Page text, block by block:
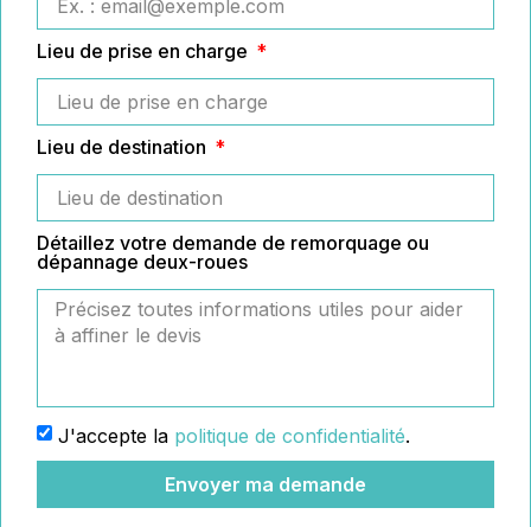
Lieu de prise en charge
Lieu de destination
Détaillez votre demande de remorquage ou
dépannage deux-roues
J'accepte la politique de confidentialité.
Envoyer ma demande